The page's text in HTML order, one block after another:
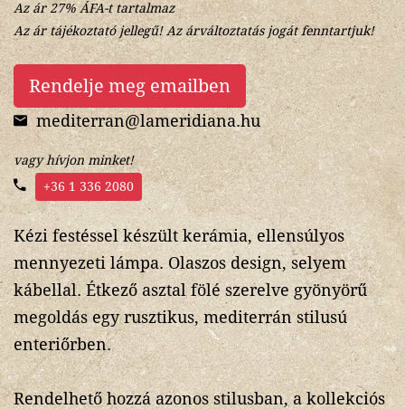
Az ár 27% ÁFA-t tartalmaz
Az ár tájékoztató jellegű! Az árváltoztatás jogát fenntartjuk!
Rendelje meg emailben
mediterran@lameridiana.hu
vagy hívjon minket!
+36 1 336 2080
Kézi festéssel készült kerámia, ellensúlyos
mennyezeti lámpa. Olaszos design, selyem
kábellal. Étkező asztal fölé szerelve gyönyörű
megoldás egy rusztikus, mediterrán stilusú
enteriőrben.
Rendelhető hozzá azonos stilusban, a kollekciós